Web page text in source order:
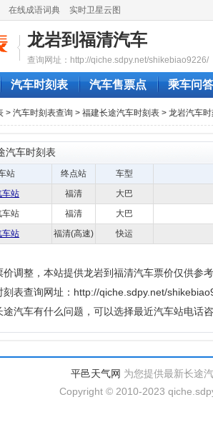
在线成语词典 实时卫星云图
龙岩到福清汽车
查询网址：http://qiche.sdpy.net/shikebiao9226/
汽车时刻表 汽车售票点 乘车问答
> 汽车时刻表查询 > 福建长途汽车时刻表 > 龙岩汽车
汽车时刻表
站 终点站
车型
车站 福清
大巴
车站 福清
大巴
车站 福清(高速) 快运
价调整，本站提供龙岩到福清汽车票价仅供参
刻表查询网址：http://qiche.sdpy.net/
汽车有什么问题，可以选择最近汽车站电话
平邑天气网 为您提供最新长途
Copyright © 2010-2023